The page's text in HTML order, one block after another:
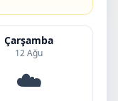
Çarşamba
12 Ağu
☁️